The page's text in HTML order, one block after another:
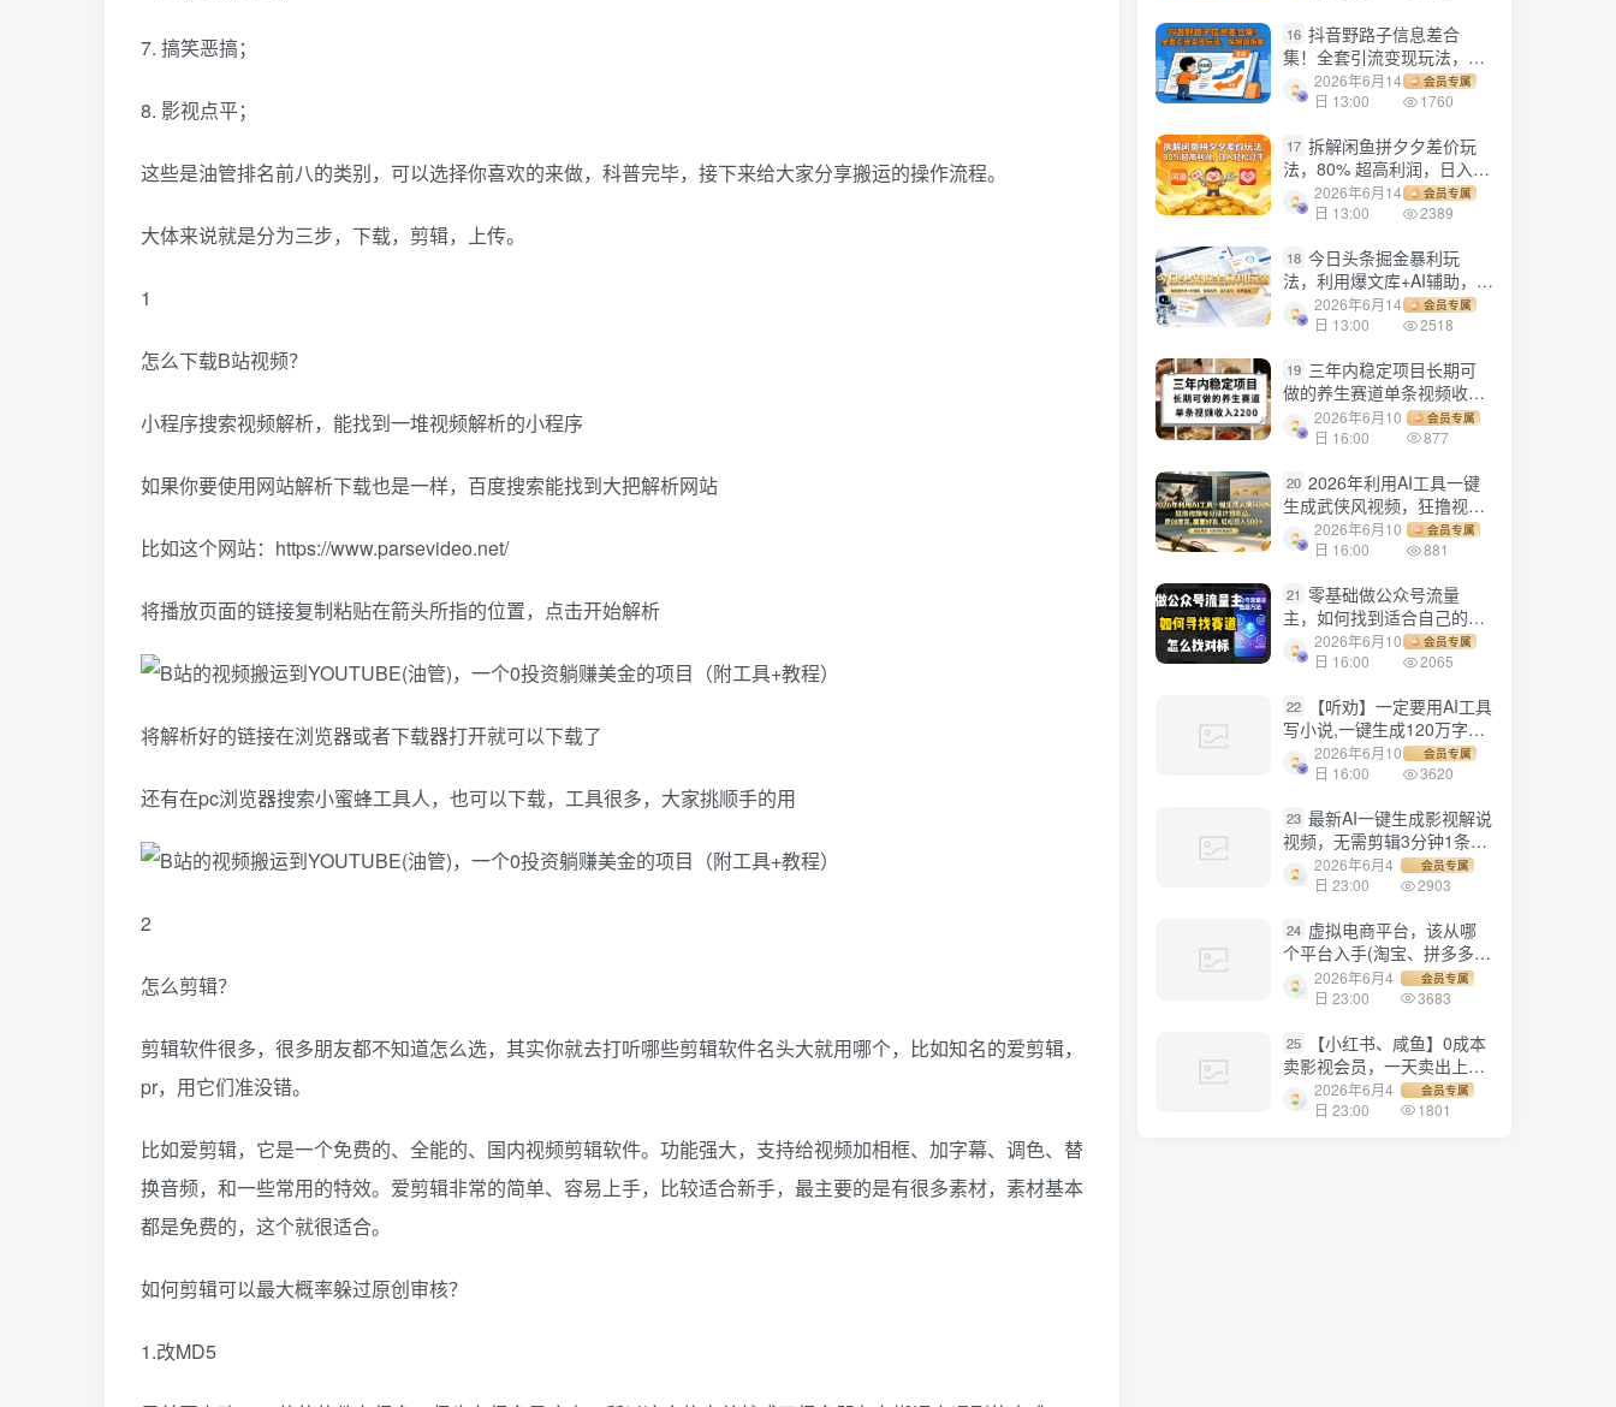
7. 搞笑恶搞；
8. 影视点平；
这些是油管排名前八的类别，可以选择你喜欢的来做，科普完毕，接下来给大家分享搬运的操作流程。
大体来说就是分为三步，下载，剪辑，上传。
1
怎么下载B站视频？
小程序搜索视频解析，能找到一堆视频解析的小程序
如果你要使用网站解析下载也是一样，百度搜索能找到大把解析网站
比如这个网站：https://www.parsevideo.net/
将播放页面的链接复制粘贴在箭头所指的位置，点击开始解析
将解析好的链接在浏览器或者下载器打开就可以下载了
还有在pc浏览器搜索小蜜蜂工具人，也可以下载，工具很多，大家挑顺手的用
2
怎么剪辑？
剪辑软件很多，很多朋友都不知道怎么选，其实你就去打听哪些剪辑软件名头大就用哪个，比如知名的爱剪辑，
pr，用它们准没错。
比如爱剪辑，它是一个免费的、全能的、国内视频剪辑软件。功能强大，支持给视频加相框、加字幕、调色、替
换音频，和一些常用的特效。爱剪辑非常的简单、容易上手，比较适合新手，最主要的是有很多素材，素材基本
都是免费的，这个就很适合。
如何剪辑可以最大概率躲过原创审核？
1.改MD5
16 抖音野路子信息差合
集！全套引流变现玩法，保
姆级拆解
2026年6月14
日 13:00
会员专属
1760
17 拆解闲鱼拼夕夕差价玩
法，80% 超高利润，日入轻
松过千2026年6月14
日 13:00
会员专属
2389
18 今日头条掘金暴利玩
法，利用爆文库+AI辅助，轻
松矩阵、当天起号，简单粗
暴，日入1000+
2026年6月14
日 13:00
会员专属
2518
19 三年内稳定项目长期可
做的养生赛道单条视频收入
22002026年6月10
日 16:00
会员专属
877
20 2026年利用AI工具一键
生成武侠风视频，狂撸视频
号分成计划收益，原创度
高，画面好看，轻松日入
2026年6月10
日 16:00
会员专属
881
21 零基础做公众号流量
主，如何找到适合自己的赛
道
2026年6月10
日 16:00
会员专属
2065
22
【听劝】一定要用AI工具
写小说,一键生成120万字，
躺着也能赚，月入2w+
2026年6月10
日 16:00
会员专属
3620
23 最新AI一键生成影视解说
视频，无需剪辑3分钟1条，
条条爆款，多平台变现日入
1500+
2026年6月4
日 23:00
会员专属
2903
24 虚拟电商平台，该从哪
个平台入手(淘宝、拼多多、
小红书)全攻略日入1000！
2026年6月4
日 23:00
会员专属
3683
25
【小红书、咸鱼】0成本
卖影视会员，一天卖出上百
单，轻轻松松日入1000+
2026年6月4
日 23:00
会员专属
1801